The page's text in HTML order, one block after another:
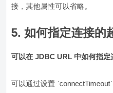
接，其他属性可以省略。
5. 如何指定连接的
可以在 JDBC URL 中如何指定
可以通过设置